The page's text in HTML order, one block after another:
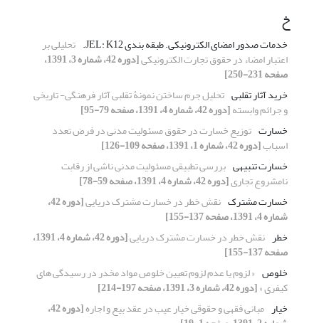
خ
خدمات صدور امضای الکترونیکی. طبقه بندی JEL: K12. تحلیلی بر
اعتبار امضاء در حقوق تجارت الکترونیکی [دوره 42، شماره 3، 1391،
صفحه 231-250]
خرید آثار تقلبی تحلیل جرم ساختن نمونۀ تقلبی آثار فرهنگی- تاریخی
و جرائم وابسته[دوره 42، شماره 4، 1391، صفحه 79-95]
خسارت توزیع خسارت در حقوق مسئولیت مدنی در فرض تعدد
اسباب[دوره 42، شماره 1، 1391، صفحه 109-126]
خسارت تنبیهی بررسی تطبیقی مسئولیت مدنی ناشی از رقابت
نامشروع تجاری[دوره 42، شماره 4، 1391، صفحه 59-78]
خسارت مشترک نقش خطر در خسارت مشترک دریایی [دوره 42،
شماره 4، 1391، صفحه 137-155]
خطر نقش خطر در خسارت مشترک دریایی [دوره 42، شماره 4، 1391،
صفحه 137-155]
خلوص « لزوم یا عدم لزوم تعیین خلوص مواد مخدر در رسیدگی های
کیفری »[دوره 42، شماره 3، 1391، صفحه 197-214]
خیار مبانی فقهی و حقوقی خیار عیب در عقد بیع و اجاره [دوره 42،